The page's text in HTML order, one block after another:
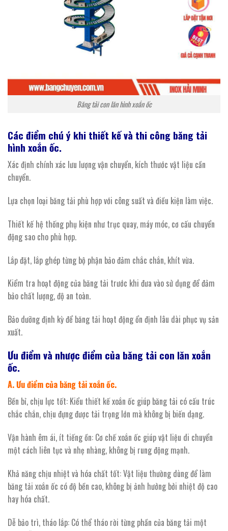
Băng tải con lăn hình xoắn ốc
Các điểm chú ý khi thiết kế và thi công băng tải
hình xoắn ốc.
Xác định chính xác lưu lượng vận chuyển, kích thước vật liệu cần
chuyển.
Lựa chọn loại băng tải phù hợp với công suất và điều kiện làm việc.
Thiết kế hệ thống phụ kiện như trục quay, máy móc, cơ cấu chuyển
động sao cho phù hợp.
Lắp đặt, lắp ghép từng bộ phận bảo đảm chắc chắn, khít vừa.
Kiểm tra hoạt động của băng tải trước khi đưa vào sử dụng để đảm
bảo chất lượng, độ an toàn.
Bảo dưỡng định kỳ để băng tải hoạt động ổn định lâu dài phục vụ sản
xuất.
Ưu điểm và nhược điểm của băng tải con lăn xoắn
ốc.
A. Ưu điểm của băng tải xoắn ốc.
Bền bỉ, chịu lực tốt: Kiểu thiết kế xoắn ốc giúp băng tải có cấu trúc
chắc chắn, chịu đựng được tải trọng lớn mà không bị biến dạng.
Vận hành êm ái, ít tiếng ồn: Cơ chế xoắn ốc giúp vật liệu di chuyển
một cách liên tục và nhẹ nhàng, không bị rung động mạnh.
Khả năng chịu nhiệt và hóa chất tốt: Vật liệu thường dùng để làm
băng tải xoắn ốc có độ bền cao, không bị ảnh hưởng bởi nhiệt độ cao
hay hóa chất.
Dễ bảo trì, tháo lắp: Có thể tháo rời từng phần của băng tải một